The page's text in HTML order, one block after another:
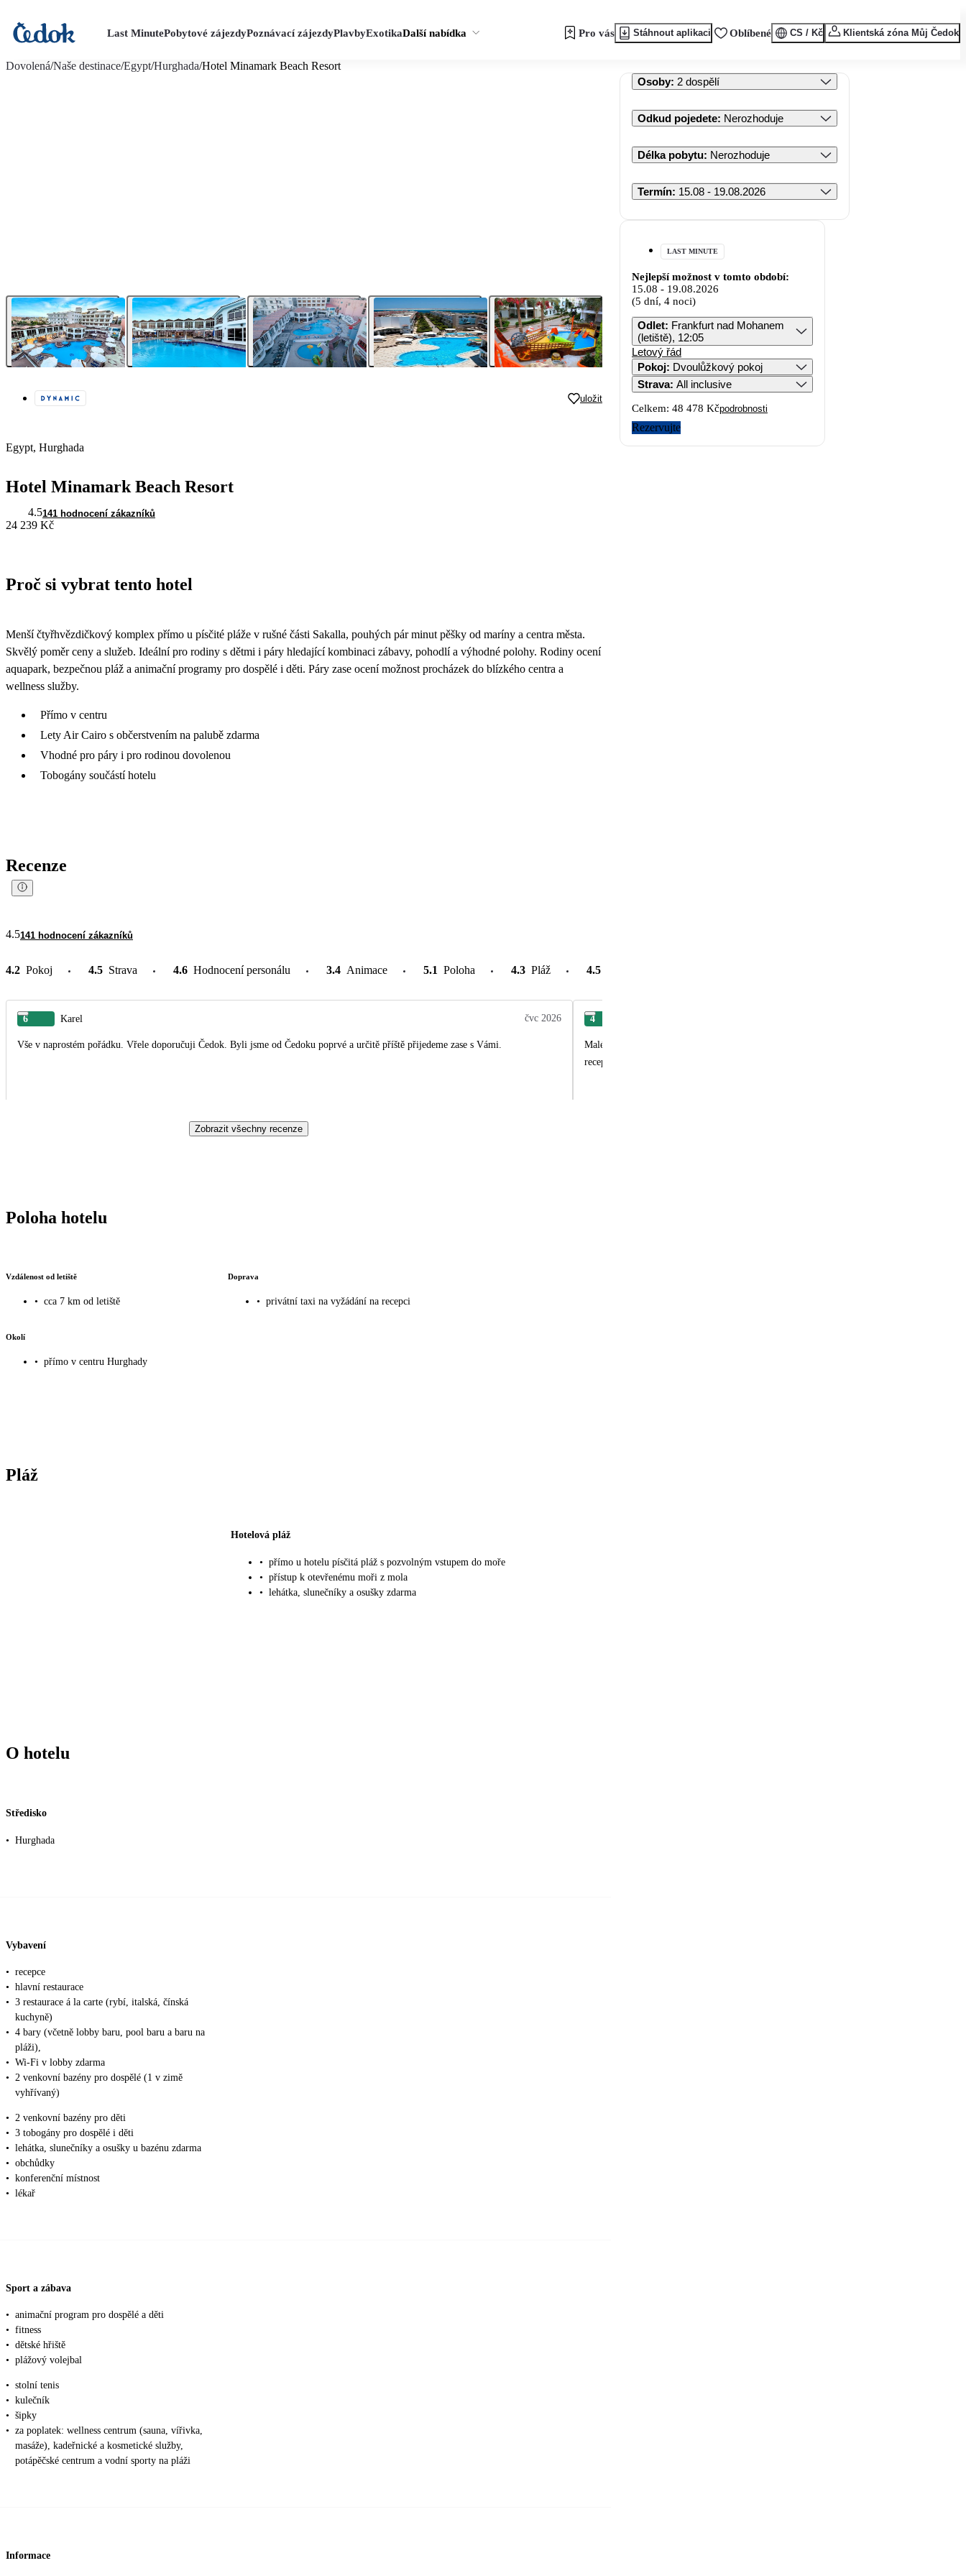
Last MinutePobytové zájezdyPoznávací zájezdyPlavbyExotikaDalší nabídka Pro vás Stáhnout aplikaci Oblíbené CS / Kč Klientská zóna Můj Čedok
Dovolená/Naše destinace/Egypt/Hurghada/Hotel Minamark Beach Resort
uložit
Egypt, Hurghada
Hotel Minamark Beach Resort
4.5141 hodnocení zákazníků
24 239 Kč
Proč si vybrat tento hotel
Menší čtyřhvězdičkový komplex přímo u písčité pláže v rušné části Sakalla, pouhých pár minut pěšky od maríny a centra města.
Skvělý poměr ceny a služeb. Ideální pro rodiny s dětmi i páry hledající kombinaci zábavy, pohodlí a výhodné polohy. Rodiny ocení
aquapark, bezpečnou pláž a animační programy pro dospělé i děti. Páry zase ocení možnost procházek do blízkého centra a
wellness služby.
Přímo v centru
Lety Air Cairo s občerstvením na palubě zdarma
Vhodné pro páry i pro rodinou dovolenou
Tobogány součástí hotelu
Recenze
4.5141 hodnocení zákazníků
4.2 Pokoj 4.5 Strava 4.6 Hodnocení personálu 3.4 Animace 5.1 Poloha 4.3 Pláž 4.5
6 Karel čvc 2026
Vše v naprostém pořádku. Vřele doporučuji Čedok. Byli jsme od Čedoku poprvé a určitě příště přijedeme zase s Vámi.
4
Malé pokoje,ale na prespání stačí. Jídla dost,pití dost,služby dobré. Jen co bych vytknul je
recepci
Zobrazit všechny recenze
Poloha hotelu
Vzdálenost od letiště
• cca 7 km od letiště
Doprava
• privátní taxi na vyžádání na recepci
Okolí
• přímo v centru Hurghady
Pláž
Hotelová pláž
• přímo u hotelu písčitá pláž s pozvolným vstupem do moře
• přístup k otevřenému moři z mola
• lehátka, slunečníky a osušky zdarma
O hotelu
Středisko
• Hurghada
Vybavení
• recepce
• hlavní restaurace
• 3 restaurace á la carte (rybí, italská, čínská
kuchyně)
• 4 bary (včetně lobby baru, pool baru a baru na
pláži),
• Wi-Fi v lobby zdarma
• 2 venkovní bazény pro dospělé (1 v zimě
vyhřívaný)
• 2 venkovní bazény pro děti
• 3 tobogány pro dospělé i děti
• lehátka, slunečníky a osušky u bazénu zdarma
• obchůdky
• konferenční místnost
• lékař
Sport a zábava
• animační program pro dospělé a děti
• fitness
• dětské hřiště
• plážový volejbal
• stolní tenis
• kulečník
• šipky
• za poplatek: wellness centrum (sauna, vířivka,
masáže), kadeřnické a kosmetické služby,
potápěčské centrum a vodní sporty na pláži
Informace
Osoby: 2 dospělí
Odkud pojedete: Nerozhoduje
Délka pobytu: Nerozhoduje
Termín: 15.08 - 19.08.2026
LAST MINUTE
Nejlepší možnost v tomto období:
15.08 - 19.08.2026
(5 dní, 4 noci)
Odlet: Frankfurt nad Mohanem
(letiště), 12:05
Letový řád
Pokoj: Dvoulůžkový pokoj
Strava: All inclusive
Celkem: 48 478 Kčpodrobnosti
Rezervujte